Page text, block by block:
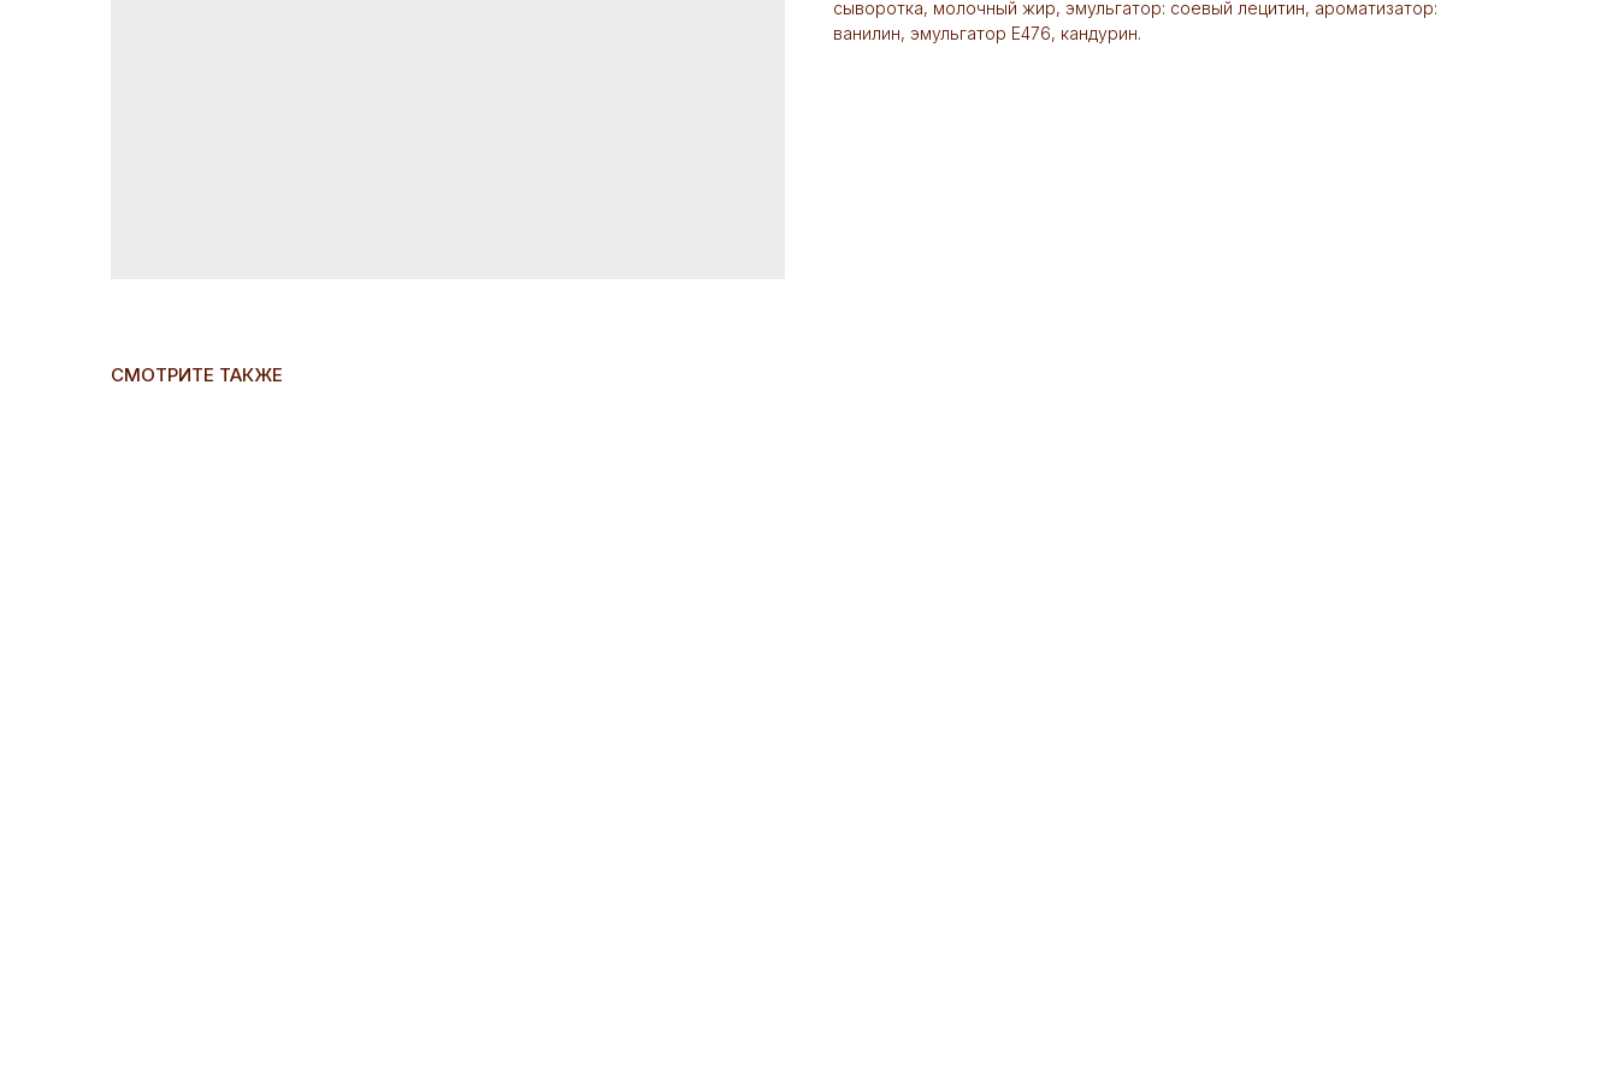
сыворотка, молочный жир, эмульгатор: соевый лецитин, ароматизатор:
ванилин, эмульгатор Е476, кандурин.
СМОТРИТЕ ТАКЖЕ